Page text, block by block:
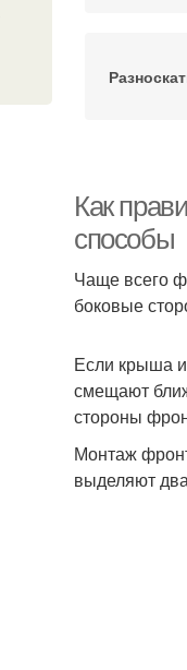
Как
способы
Чаще всего
боковые
Если крыша
смещают
стороны
Монтаж
выделяют